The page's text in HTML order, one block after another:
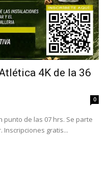
4K de la 36
0
de las 07 hrs. Se parte
del 43 aniversario de la zona militar. Inscripciones gratis...